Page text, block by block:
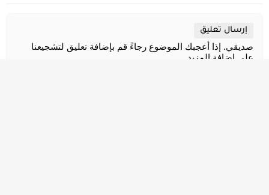
إرسال تعليق
صديقي. إذا أعجبك الموضوع رجاءً قم بإضافة تعليق لتشجيعنا
علي إضافة المزيد ..